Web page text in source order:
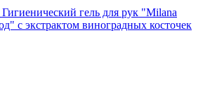
Гигиенический гель для рук "Milanа
с экстрактом виноградных косточек